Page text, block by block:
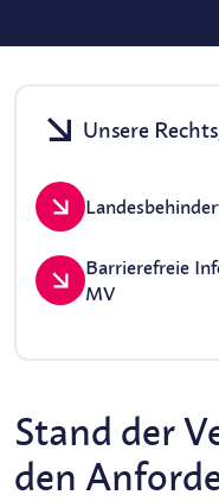
Unsere
Barrierefreie
MV
Stand der
den